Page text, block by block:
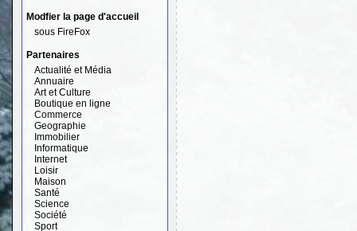
Modfier la page d'accueil
sous FireFox
Partenaires
Actualité et Média
Annuaire
Art et Culture
Boutique en ligne
Commerce
Geographie
Immobilier
Informatique
Internet
Loisir
Maison
Santé
Science
Société
Sport